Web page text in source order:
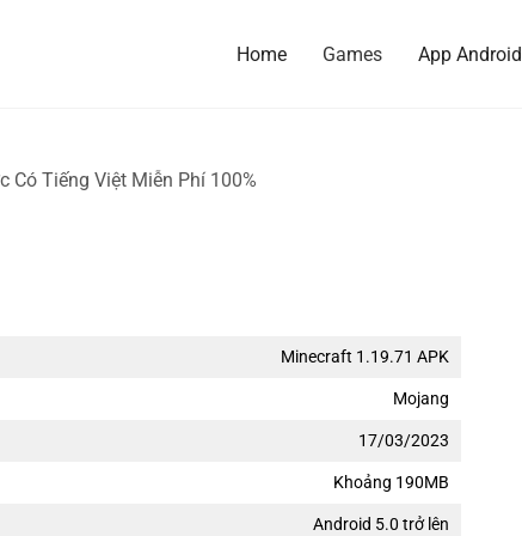
Home Games App Android
Có Tiếng Việt Miễn Phí 100%
Minecraft 1.19.71 APK
Mojang
17/03/2023
Khoảng 190MB
Android 5.0 trở lên